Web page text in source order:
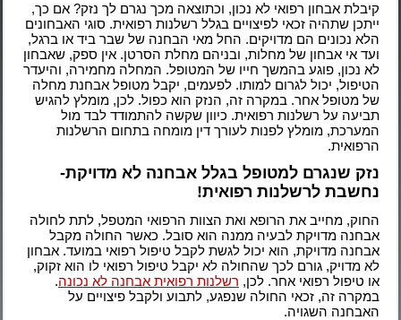
קיבלת אבחון רפואי לא נכון, וכתוצאה מכך נגרם לך נזק? אם כך,
ייתכן שתהיה זכאי לפיצויים בגלל רשלנות רפואית. סוגי האבחונים
הלא נכונים הם מדויקים. החל מאי הבחנה של שבר ביד או ברגל,
ועד אי אבחון של מחלות, ובניהם מחלת הסרטן. אין ספק, שאבחון
לא נכון, פוגע בהמשך חייו של המטופל. המחלה מחמירה, והיעדר
הטיפול, יכול לגרום למותו. לפעמים, יקבל מטופל אבחנת מחלה
של מטופל אחר. במקרה זה, הנזק הוא כפול. לכן, מומלץ להגיש
תביעה על רשלנות רפואית. כיוון שקשה להתמודד לבד מול
המערכת, מומלץ לפנות לעורך דין מומחה בתחום הרשלנות
הרפואית.
נזק שנגרם למטופל בגלל אבחנה לא מדויקת-
נחשבת לרשלנות רפואית!
החוק, מחייב את הרופא ואת הצוות הרפואי המטפל, לתת לחולה
אבחנה מדויקת לבעיה ממנה הוא סובל. כאשר החולה מקבל
אבחנה מדויקת, הוא יכול לגשת לקבל טיפול רפואי במועד. אבחון
לא מדויק, גורם לכך שהחולה לא יקבל טיפול רפואי לו הוא זקוק,
או טיפול רפואי אחר. לכן, רשלנות רפואית אבחנה לא נכונה.
במקרה זה, זכאי החולה שנפגע, לתבוע ולקבל פיצויים על
האבחנה השגויה.